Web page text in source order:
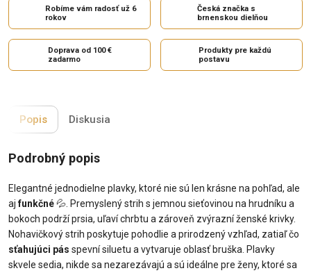
Robíme vám radosť už 6
rokov
Česká značka s
brnenskou dielňou
Doprava od 100 €
zadarmo
Produkty pre každú
postavu
Popis Diskusia
Podrobný popis
Elegantné jednodielne plavky, ktoré nie sú len krásne na pohľad, ale
ajfunkčné💦 . Premyslený strih s jemnou sieťovinou na hrudníku a
bokoch podrží prsia, uľaví chrbtu a zároveň zvýrazní ženské krivky.
Nohavičkový strih poskytuje pohodlie a prirodzený vzhľad, zatiaľ čo
sťahujúci pás spevní siluetu a vytvaruje oblasť bruška. Plavky
skvele sedia, nikde sa nezarezávajú a sú ideálne pre ženy, ktoré sa